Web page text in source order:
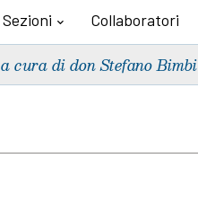
Sezioni Collaboratori
a cura di don Stefano Bimbi